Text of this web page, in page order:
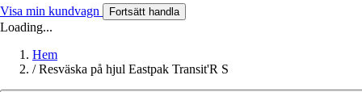
Visa min kundvagn Fortsätt handla
Loading...
Hem
/ Resväska på hjul Eastpak Transit'R S